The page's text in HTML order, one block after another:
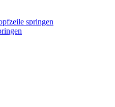
springen